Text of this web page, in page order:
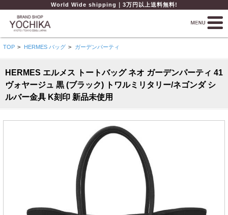
World Wide shipping｜3万円以上送料無料!
TOP > HERMES バッグ > ガーデンパーティ
HERMES エルメス トートバッグ ネオ ガーデンパーティ 41
ヴォヤージュ 黒 (ブラック) トワルミリタリー/ネゴンダ シ
ルバー金具 K刻印 新品未使用